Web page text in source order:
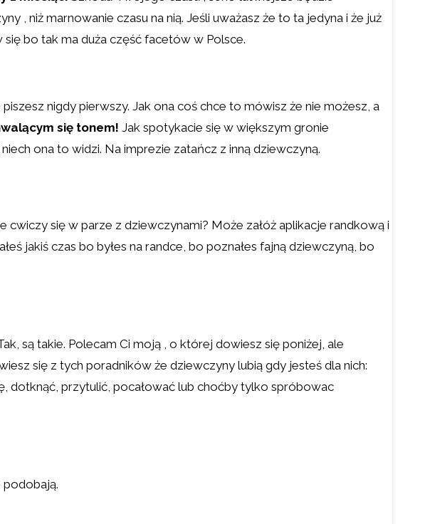
, niż marnowanie czasu na nią. Jeśli uważasz że to ta jedyna i że już
się bo tak ma duża część facetów w Polsce.
nigdy pierwszy. Jak ona coś chce to mówisz że nie możesz, a
się tonem! Jak spotykacie się w większym gronie
ona to widzi. Na imprezie zatańcz z inną dziewczyną.
cwiczy się w parze z dziewczynami? Może załóż aplikacje randkową i
jakiś czas bo byłes na randce, bo poznałes fajną dziewczyną, bo
są takie. Polecam Ci moją , o której dowiesz się poniżej, ale
się z tych poradników że dziewczyny lubią gdy jesteś dla nich:
dotknąć, przytulić, pocałować lub choćby tylko spróbowac
podobają.